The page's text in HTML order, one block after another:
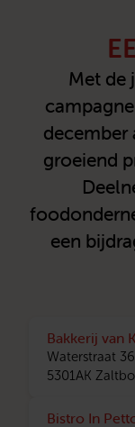
Met de
december
groeiend
een
Bakkerij van
Waterstraat 36
5301AK
Bistro In